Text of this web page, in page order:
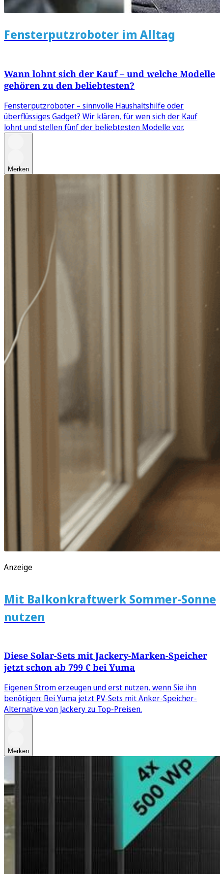
Fensterputzroboter im Alltag
Wann lohnt sich der Kauf – und welche Modelle
gehören zu den beliebtesten?
Fensterputzroboter – sinnvolle Haushaltshilfe oder
überflüssiges Gadget? Wir klären, für wen sich der Kauf
lohnt und stellen fünf der beliebtesten Modelle vor.
Merken
Anzeige
Mit Balkonkraftwerk Sommer-Sonne
nutzen
Diese Solar-Sets mit Jackery-Marken-Speicher
jetzt schon ab 799 € bei Yuma
Eigenen Strom erzeugen und erst nutzen, wenn Sie ihn
benötigen: Bei Yuma jetzt PV-Sets mit Anker-Speicher-
Alternative von Jackery zu Top-Preisen.
Merken